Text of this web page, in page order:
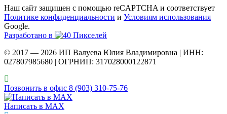
Наш сайт защищен с помощью reCAPTCHA и соответствует
Политике конфиденциальности и Условиям использования
Google.
Разработано в
© 2017 — 2026 ИП Валуева Юлия Владимировна | ИНН:
027807985680 | ОГРНИП: 317028000122871
Позвонить в офис 8 (903) 310‑75‑76
Написать в MAX